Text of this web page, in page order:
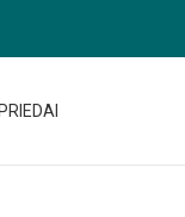
PRIEDAI